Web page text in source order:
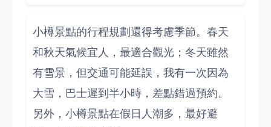
小樽景點的行程規劃還得考慮季節。春天
和秋天氣候宜人，最適合觀光；冬天雖然
有雪景，但交通可能延誤，我有一次因為
大雪，巴士遲到半小時，差點錯過預約。
另外，小樽景點在假日人潮多，最好避